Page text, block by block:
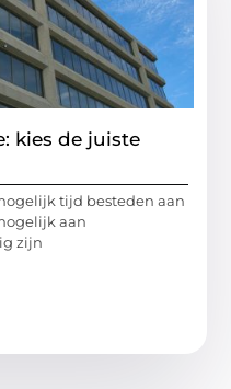
kies de juiste
tijd besteden aan
aan
zijn